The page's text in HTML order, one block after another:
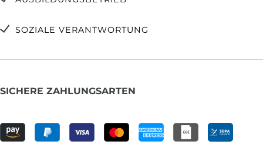
SOZIALE VERANTWORTUNG
SICHERE ZAHLUNGSARTEN